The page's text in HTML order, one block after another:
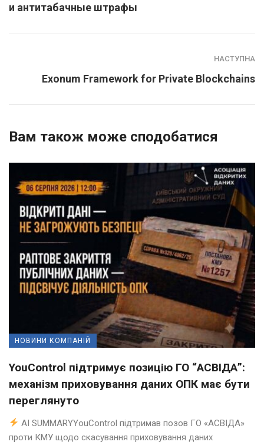
и антитабачные штрафы
НАСТУПНА
Exonum Framework for Private Blockchains
Вам також може сподобатися
НОВИНИ КОМПАНІЙ
YouControl підтримує позицію ГО “АСВІДА”:
механізм приховування даних ОПК має бути
переглянуто
AI SUMMARYYouControl підтримав позов ГО «АСВІДА»
проти КМУ щодо скасування приховування даних